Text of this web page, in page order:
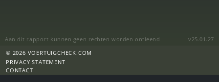
Aan dit rapport kunnen geen rechten worden ontleend
v25.01.27
© 2026 VOERTUIGCHECK.COM
PRIVACY STATEMENT
CONTACT